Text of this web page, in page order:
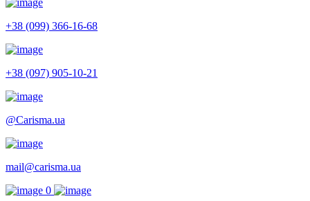
+38 (099) 366-16-68
+38 (097) 905-10-21
@Carisma.ua
mail@carisma.ua
0